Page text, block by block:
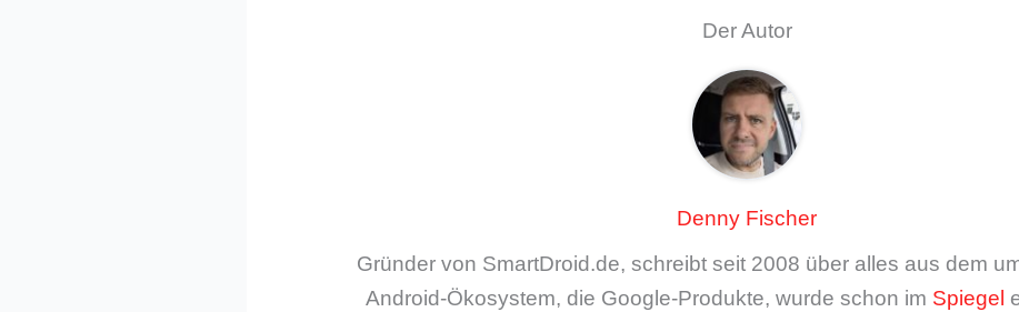
Der Autor
Denny Fischer
Gründer von SmartDroid.de, schreibt seit 2008 über alles aus dem
Android-Ökosystem, die Google-Produkte, wurde schon im Spiegel